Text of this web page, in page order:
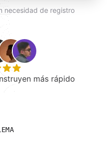
necesidad de registro
más rápido